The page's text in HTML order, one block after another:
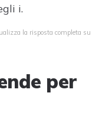
i.
la risposta completa su
per